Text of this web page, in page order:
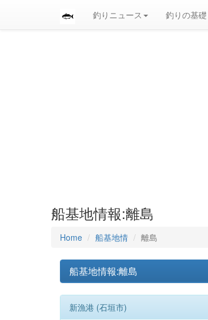
釣りニュース 釣りの基礎
船基地情報:離島
Home 船基地情 離島
船基地情報:離島
新漁港 (石垣市)